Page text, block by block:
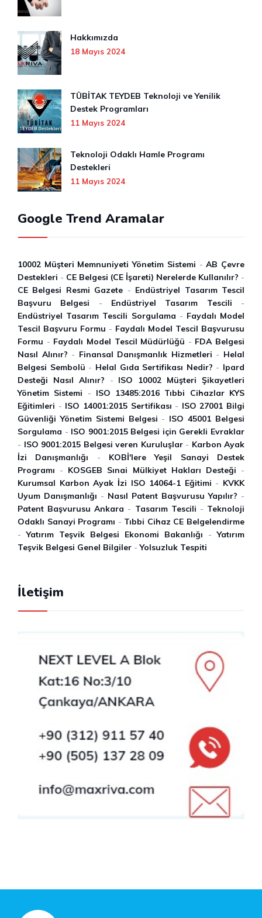
Hakkımızda
18 Mayıs 2024
TÜBİTAK TEYDEB Teknoloji ve Yenilik
Destek Programları
11 Mayıs 2024
Teknoloji Odaklı Hamle Programı
Destekleri
11 Mayıs 2024
Google Trend Aramalar
10002 Müşteri Memnuniyeti Yönetim Sistemi -AB Çevre
Destekleri - CE Belgesi (CE İşareti) Nerelerde Kullanılır? -
CE Belgesi Resmi Gazete - Endüstriyel Tasarım Tescil
Başvuru Belgesi - Endüstriyel Tasarım Tescili -
Endüstriyel Tasarım Tescili Sorgulama - Faydalı Model
Tescil Başvuru Formu - Faydalı Model Tescil Başvurusu
Formu - Faydalı Model Tescil Müdürlüğü - FDA Belgesi
Nasıl Alınır? - Finansal Danışmanlık Hizmetleri - Helal
Belgesi Sembolü - Helal Gıda Sertifikası Nedir? - Ipard
Desteği Nasıl Alınır? - ISO 10002 Müşteri Şikayetleri
Yönetim Sistemi - ISO 13485:2016 Tıbbi Cihazlar KYS
Eğitimleri - ISO 14001:2015 Sertifikası - ISO 27001 Bilgi
Güvenliği Yönetim Sistemi Belgesi - ISO 45001 Belgesi
Sorgulama - ISO 9001:2015 Belgesi için Gerekli Evraklar
- ISO 9001:2015 Belgesi veren Kuruluşlar- Karbon Ayak
İ̇zi Danışmanlığı - KOBİ'lere Yeşil Sanayi Destek
Programı - KOSGEB Sınai Mülkiyet Hakları Desteği -
Kurumsal Karbon Ayak İ̇zi ISO 14064-1 Eğitimi - KVKK
Uyum Danışmanlığı - Nasıl Patent Başvurusu Yapılır? -
Patent Başvurusu Ankara - Tasarım Tescili - Teknoloji
Odaklı Sanayi Programı - Tıbbi Cihaz CE Belgelendirme
-Yatırım Teşvik Belgesi Ekonomi Bakanlığı -Yatırım
Teşvik Belgesi Genel Bilgiler -Yolsuzluk Tespiti
İletişim